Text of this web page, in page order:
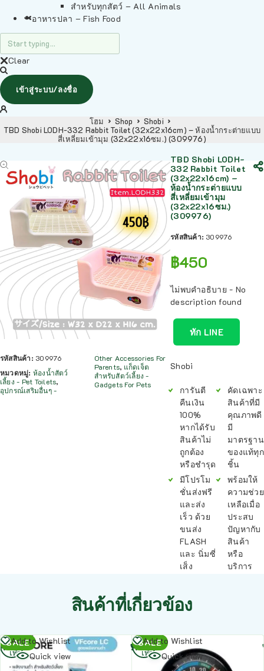
สำหรับทุกสัตว์ – All Animals
อาหารปลา – Fish Food
Clear
เข้าสู่ระบบ/ลงชื่อ
โฮม Shop
Shobi
TBD Shobi LODH-332 Rabbit Toilet (32x22x16cm) – ห้องน้ำกระต่ายแบบ
สี่เหลี่ยมเข้ามุม (32x22x16ซม.) (309976)
รหัสสินค้า: 309976
หมวดหมู่: ห้องน้ำสัตว์
เลี้ยง - Pet Toilets,
อุปกรณ์เสริมอื่นๆ -
Other Accessories For
Parents, แก็ดเจ็ต
สำหรับสัตว์เลี้ยง -
Gadgets For Pets
TBD Shobi LODH-
332 Rabbit Toilet
(32x22x16cm) –
ห้องน้ำกระต่ายแบบ
สี่เหลี่ยมเข้ามุม
(32x22x16ซม.)
(309976)
รหัสสินค้า: 309976
฿450
ไม่พบคำอธิบาย - No
description found
ทัก LINE
Shobi
การันตี
คืนเงิน
100%
หากได้รับ
สินค้าไม่
ถูกต้อง
หรือชำรุด
มีโปรโม
ชั่นส่งฟรี
และส่ง
เร็ว ด้วย
ขนส่ง
FLASH
และ นิ่มซี่
เส็ง
คัดเฉพาะ
สินค้าที่มี
คุณภาพดี
มี
มาตรฐาน
ของแท้ทุก
ชิ้น
พร้อมให้
ความช่วย
เหลือเมื่อ
ประสบ
ปัญหากับ
สินค้า
หรือ
บริการ
สินค้าที่เกี่ยวข้อง
SALE
Add to Wishlist
Quick view
อ่าน
เพิ่ม
SALE
Add to Wishlist
Quick view
อ่าน
เพิ่ม